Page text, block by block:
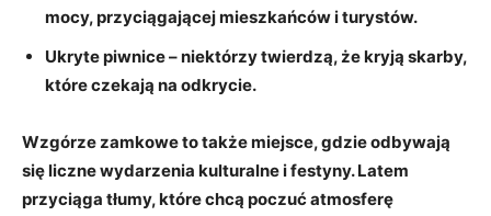
mocy, przyciągającej ‍mieszkańców i ‍turystów.
Ukryte‌ piwnice– niektórzy twierdzą,⁤ że kryją ‌skarby,
które czekają na odkrycie.
Wzgórze ‍zamkowe to także miejsce, ​gdzie odbywają
się liczne wydarzenia‌ kulturalne i festyny. Latem
przyciąga tłumy, ⁢które chcą⁤ poczuć atmosferę